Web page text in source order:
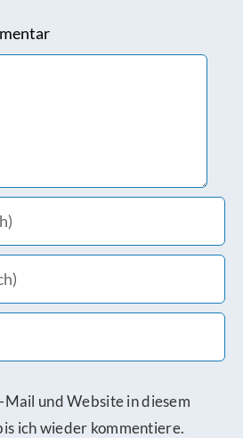
und Website in diesem
ich wieder kommentiere.